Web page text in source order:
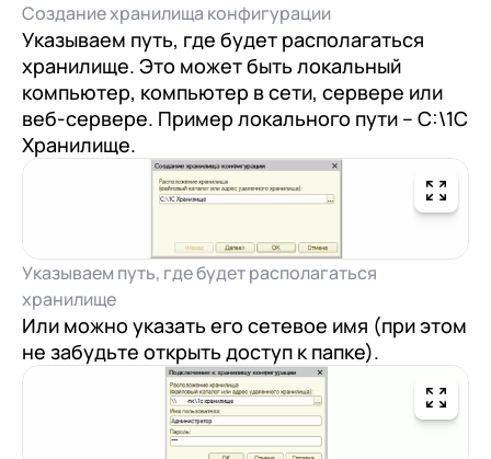
Создание хранилища конфигурации
Указываем путь, где будет располагаться
хранилище. Это может быть локальный
компьютер, компьютер в сети, сервере или
веб-сервере. Пример локального пути – С:\1С
Хранилище.
Указываем путь, где будет располагаться
хранилище
Или можно указать его сетевое имя (при этом
не забудьте открыть доступ к папке).